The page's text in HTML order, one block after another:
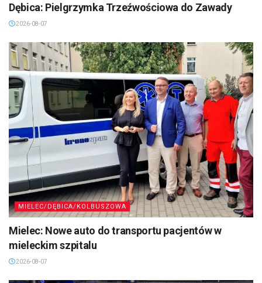
Dębica: Pielgrzymka Trzeźwościowa do Zawady
2026-08-07
MIELEC/DĘBICA/KOLBUSZOWA
Mielec: Nowe auto do transportu pacjentów w
mieleckim szpitalu
2026-08-07